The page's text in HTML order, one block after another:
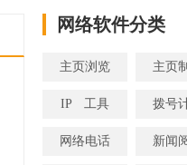
网络软件分类
主页浏览 主页
IP 工具 拨号
网络电话 新闻